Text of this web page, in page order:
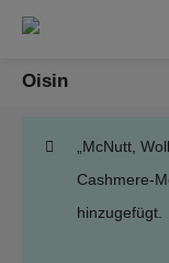
Oisin
„McNutt,
Cashmere-
hinzugefügt.